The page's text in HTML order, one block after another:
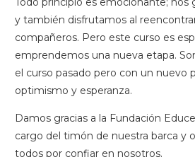
y también disfrutamos al
compañeros. Pero este curso es
emprendemos una nueva etapa.
el curso pasado pero con un nuevo
optimismo y esperanza.
Damos gracias a la Fundación
cargo del timón de nuestra barca y
todos por confiar en nosotros.